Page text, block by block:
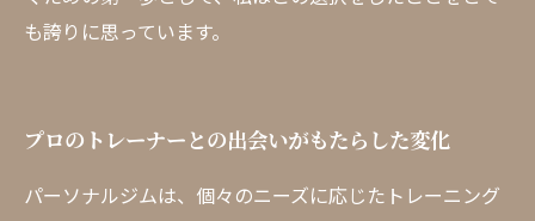
も誇りに思っています。
プロのトレーナーとの出会いがもたらした変化
パーソナルジムは、個々のニーズに応じたトレーニング